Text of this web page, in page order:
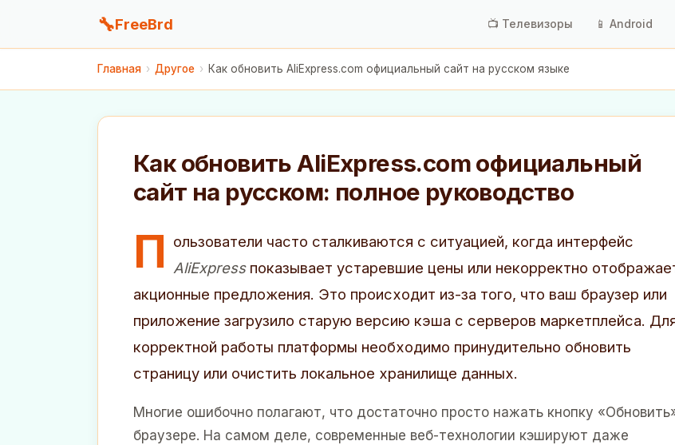
🔧FreeBrd 📺 Телевизоры 📱 Android
Главная › Другое › Как обновить AliExpress.com официальный сайт на русском языке
Как обновить AliExpress.com официальный
сайт на русском: полное руководство
П ользователи часто сталкиваются с ситуацией, когда интерфейс
AliExpressпоказывает устаревшие цены или некорректно
акционные предложения. Это происходит из-за того, что ваш браузер или
приложение загрузило старую версию кэша с серверов маркетплейса.
корректной работы платформы необходимо принудительно обновить
страницу или очистить локальное хранилище данных.
Многие ошибочно полагают, что достаточно просто нажать кнопку
браузере. На самом деле, современные веб-технологии кэшируют даже